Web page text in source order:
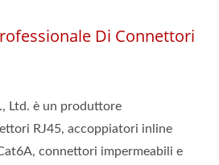
Di Connettori
Ltd. è un produttore
RJ45, accoppiatori inline
connettori impermeabili e